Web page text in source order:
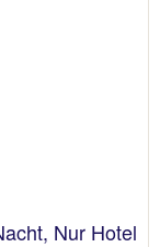
Nur Hotel